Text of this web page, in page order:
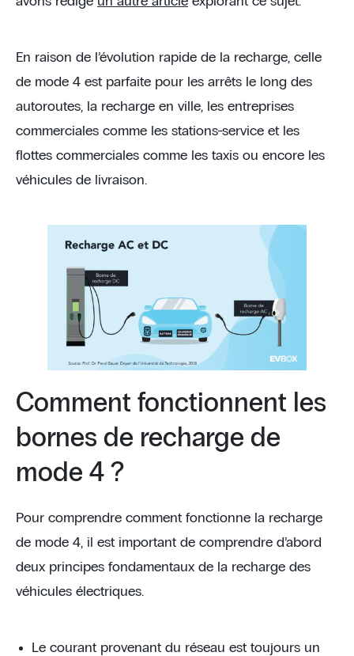
En raison de l’évolution rapide de la recharge, celle
de mode 4 est parfaite pour les arrêts le long des
autoroutes, la recharge en ville, les entreprises
commerciales comme les stations-service et les
flottes commerciales comme les taxis ou encore les
véhicules de livraison.
Comment fonctionnent les
bornes de recharge de
mode 4 ?
Pour comprendre comment fonctionne la recharge
de mode 4, il est important de comprendre d’abord
deux principes fondamentaux de la recharge des
véhicules électriques.
Le courant provenant du réseau est toujours un